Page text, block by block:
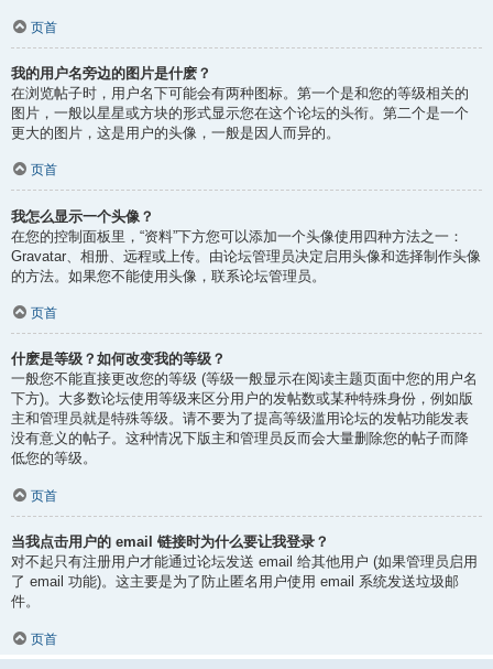
页首
我的用户名旁边的图片是什麽？
在浏览帖子时，用户名下可能会有两种图标。第一个是和您的等级相关的
图片，一般以星星或方块的形式显示您在这个论坛的头衔。第二个是一个
更大的图片，这是用户的头像，一般是因人而异的。
页首
我怎么显示一个头像？
在您的控制面板里，“资料”下方您可以添加一个头像使用四种方法之一：
Gravatar、相册、远程或上传。由论坛管理员决定启用头像和选择制作头像
的方法。如果您不能使用头像，联系论坛管理员。
页首
什麽是等级？如何改变我的等级？
一般您不能直接更改您的等级 (等级一般显示在阅读主题页面中您的用户名
下方)。大多数论坛使用等级来区分用户的发帖数或某种特殊身份，例如版
主和管理员就是特殊等级。请不要为了提高等级滥用论坛的发帖功能发表
没有意义的帖子。这种情况下版主和管理员反而会大量删除您的帖子而降
低您的等级。
页首
当我点击用户的 email 链接时为什么要让我登录？
对不起只有注册用户才能通过论坛发送 email 给其他用户 (如果管理员启用
了 email 功能)。这主要是为了防止匿名用户使用 email 系统发送垃圾邮
件。
页首